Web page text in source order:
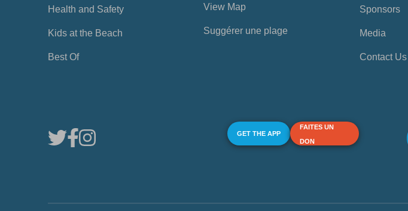
Health and Safety
Kids at the Beach
Best Of
View Map
Suggérer une plage
Sponsors
Media
Contact Us
GET THE APP
FAITES UN
DON